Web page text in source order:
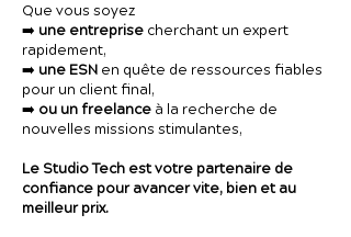
Que vous soyez
➡️ une entreprise cherchant un expert
rapidement,
➡️ une ESN en quête de ressources fiables
pour un client final,
➡️ ou un freelance à la recherche de
nouvelles missions stimulantes,
Le Studio Tech est votre partenaire de
confiance pour avancer vite, bien et au
meilleur prix.